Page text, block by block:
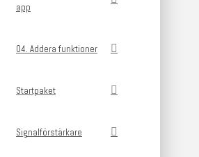
app
04. Addera funktioner
Startpaket
Signalförstärkare